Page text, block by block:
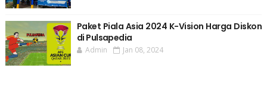
Paket Piala Asia 2024 K-Vision Harga Diskon
di Pulsapedia
Admin Jan 08, 2024